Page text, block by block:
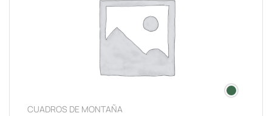
CUADROS DE MONTAÑA